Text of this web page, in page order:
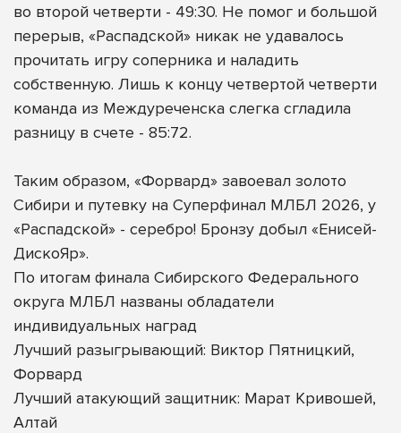
во второй четверти - 49:30. Не помог и большой
перерыв, «Распадской» никак не удавалось
прочитать игру соперника и наладить
собственную. Лишь к концу четвертой четверти
команда из Междуреченска слегка сгладила
разницу в счете - 85:72.
Таким образом, «Форвард» завоевал золото
Сибири и путевку на Суперфинал МЛБЛ 2026, у
«Распадской» - серебро! Бронзу добыл «Енисей-
ДискоЯр».
По итогам финала Сибирского Федерального
округа МЛБЛ названы обладатели
индивидуальных наград
Лучший разыгрывающий: Виктор Пятницкий,
Форвард
Лучший атакующий защитник: Марат Кривошей,
Алтай